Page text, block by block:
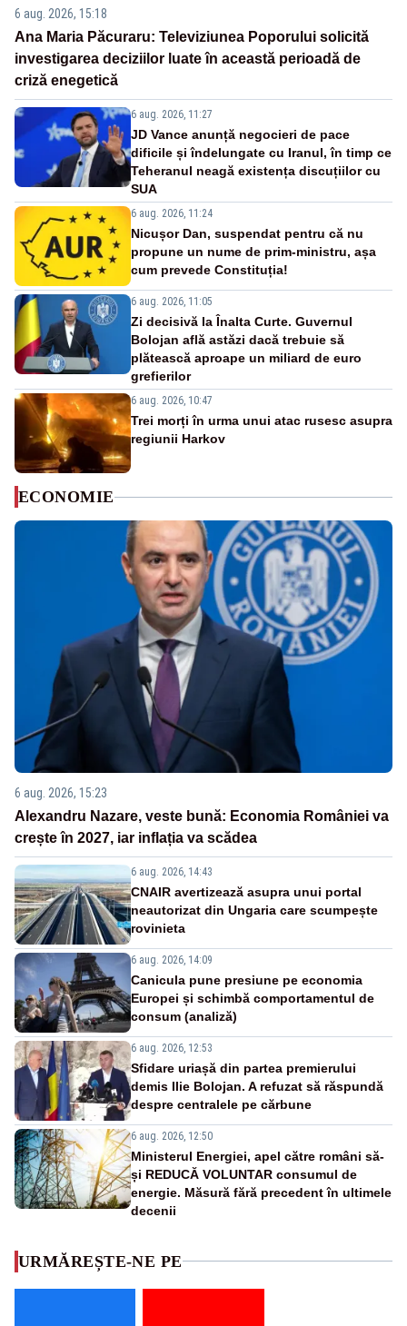
6 aug. 2026, 15:18
Ana Maria Păcuraru: Televiziunea Poporului solicită
investigarea deciziilor luate în această perioadă de
criză enegetică
6 aug. 2026, 11:27
JD Vance anunță negocieri de pace
dificile și îndelungate cu Iranul, în timp ce
Teheranul neagă existența discuțiilor cu
SUA
6 aug. 2026, 11:24
Nicușor Dan, suspendat pentru că nu
propune un nume de prim-ministru, așa
cum prevede Constituția!
6 aug. 2026, 11:05
Zi decisivă la Înalta Curte. Guvernul
Bolojan află astăzi dacă trebuie să
plătească aproape un miliard de euro
grefierilor
6 aug. 2026, 10:47
Trei morți în urma unui atac rusesc asupra
regiunii Harkov
ECONOMIE
6 aug. 2026, 15:23
Alexandru Nazare, veste bună: Economia României va
crește în 2027, iar inflația va scădea
6 aug. 2026, 14:43
CNAIR avertizează asupra unui portal
neautorizat din Ungaria care scumpește
rovinieta
6 aug. 2026, 14:09
Canicula pune presiune pe economia
Europei și schimbă comportamentul de
consum (analiză)
6 aug. 2026, 12:53
Sfidare uriașă din partea premierului
demis Ilie Bolojan. A refuzat să răspundă
despre centralele pe cărbune
6 aug. 2026, 12:50
Ministerul Energiei, apel către români să-
și REDUCĂ VOLUNTAR consumul de
energie. Măsură fără precedent în ultimele
decenii
URMĂREȘTE-NE PE